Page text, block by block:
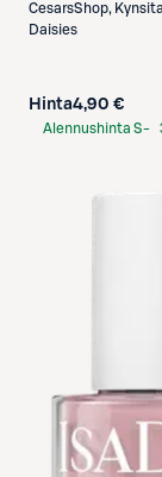
CesarsShop,
Daisies
Hinta4,90 €
Alennushinta S-